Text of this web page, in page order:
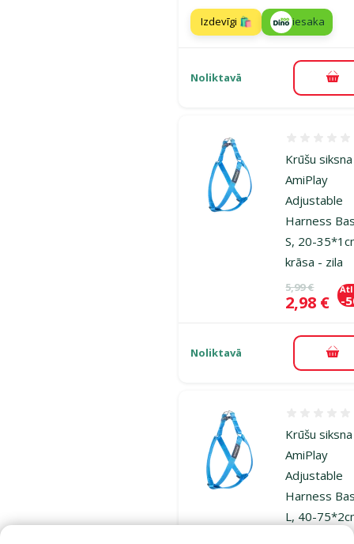
Izdevīgi 🛍️ iesaka
Noliktavā
Krūšu
AmiPlay
Adjustable
Harness
S, 20-
krāsa - zila
Oriģinālā
5,99 €
Cena
2,98 € -
Noliktavā
Krūšu
AmiPlay
Adjustable
Harness
L, 40-